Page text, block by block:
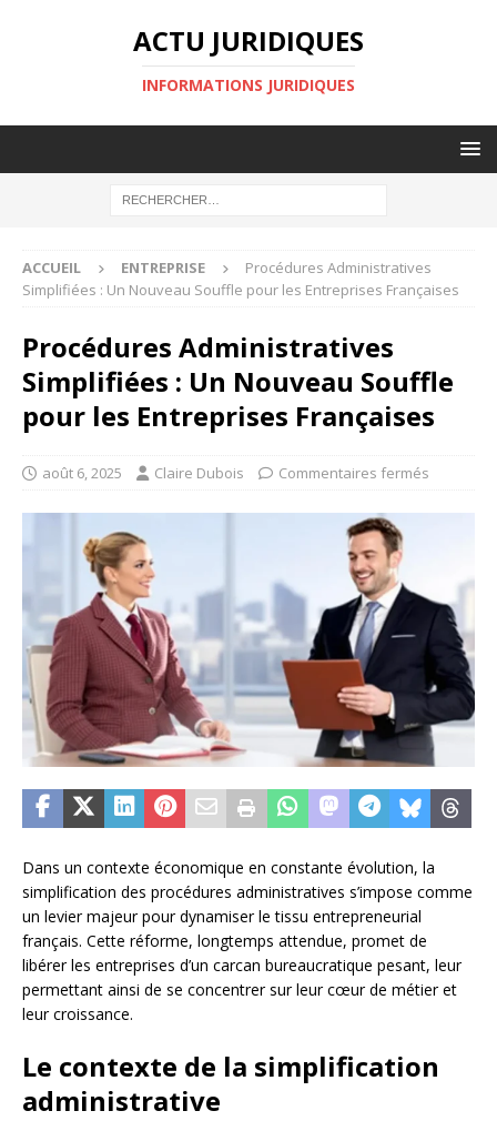
ACTU JURIDIQUES
INFORMATIONS JURIDIQUES
ACCUEIL ENTREPRISE
Procédures Administratives
Simplifiées : Un Nouveau Souffle pour les Entreprises Françaises
Procédures Administratives
Simplifiées : Un Nouveau Souffle
pour les Entreprises Françaises
août 6, 2025 Claire Dubois Commentaires fermés
Dans un contexte économique en constante évolution, la
simplification des procédures administratives s’impose comme
un levier majeur pour dynamiser le tissu entrepreneurial
français. Cette réforme, longtemps attendue, promet de
libérer les entreprises d’un carcan bureaucratique pesant, leur
permettant ainsi de se concentrer sur leur cœur de métier et
leur croissance.
Le contexte de la simplification
administrative